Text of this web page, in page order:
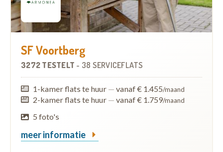
SF Voortberg
3272 TESTELT - 38 SERVICEFLATS
1-kamer flats te huur — vanaf € 1.455/maand
2-kamer flats te huur — vanaf € 1.759/maand
5 foto's
meer informatie